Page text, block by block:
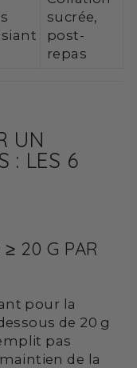
sucrée,
post-
repas
UN
: LES 6
20 G PAR
pour la
de 20 g
pas
de la